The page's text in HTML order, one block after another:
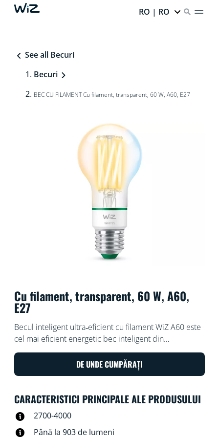
RO | RO
See all Becuri
Becuri
BEC CU FILAMENT Cu filament, transparent, 60 W, A60, E27
Cu filament, transparent, 60 W, A60,
E27
Becul inteligent ultra‑eficient cu filament WiZ A60 este
cel mai eficient energetic bec inteligent din
ecosistemul WiZ. Acest bec inteligent din clasa
energetică A consumă cu 40 % mai puțină energie
decât luminile cu LED standard și cu LED conectat,
SpaceSense, două sau mai multe becuri pot acționa ca
vă detectează prezența într-o încăpere și stingându-se
atunci când plecați. Vă puteți susține rutinele zilnice și
DE UNDE CUMPĂRAȚI
CARACTERISTICI PRINCIPALE ALE PRODUSULUI
2700-4000
Până la 903 de lumeni